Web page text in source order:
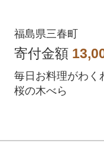
福島県三春町
寄付金額
毎日お料理がわく
桜の木べら